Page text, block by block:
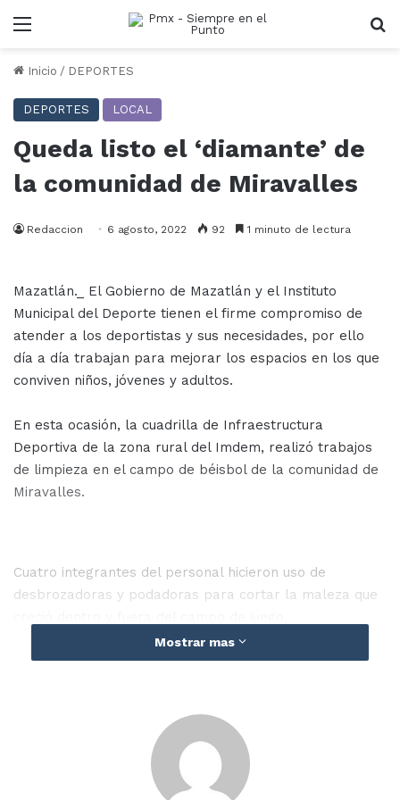
Menu
Inicio / DEPORTES
DEPORTES LOCAL
Queda listo el ‘diamante’ de
la comunidad de Miravalles
Redaccion 6 agosto, 2022 92 1 minuto de lectura
Mazatlán._ El Gobierno de Mazatlán y el Instituto
Municipal del Deporte tienen el firme compromiso de
atender a los deportistas y sus necesidades, por ello
día a día trabajan para mejorar los espacios en los que
conviven niños, jóvenes y adultos.
En esta ocasión, la cuadrilla de Infraestructura
Deportiva de la zona rural del Imdem, realizó trabajos
de limpieza en el campo de béisbol de la comunidad de
Miravalles.
Cuatro integrantes del personal hicieron uso de
desbrozadoras y podadoras para cortar la maleza que
“Somos bendecidos por contar con gente de buena
El espacio utilizado para los juegos de la Liga
Campesina de Segunda Fuerza Centro, quedó en
Mostrar mas